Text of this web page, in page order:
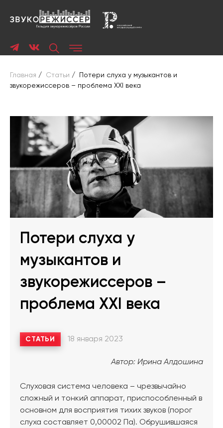
Главная / Статьи /
Потери слуха у музыкантов и
звукорежиссеров – проблема XXI века
Потери слуха у
музыкантов и
звукорежиссеров –
проблема XXI века
СТАТЬИ 18 января 2023
Автор: Ирина Алдошина
Слуховая система человека – чрезвычайно
сложный и тонкий аппарат, приспособленный в
основном для восприятия тихих звуков (порог
слуха составляет 0,00002 Па). Обрушившаяся